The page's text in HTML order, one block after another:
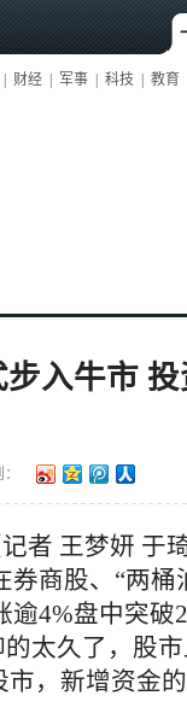
财经 军事 科技 教育
入牛市
王梦妍 于
商股、“两桶
4%盘中突破
太久了，股
市，新增资金